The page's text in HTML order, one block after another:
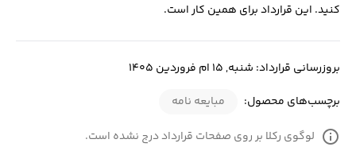
کنید. این قرارداد برای همین کار است.
بروزرسانی قرارداد: شنبه, 15 ام فروردین 1405
برچسب‌های محصول:
مبایعه نامه
info لوگوی رکلا بر روی صفحات قرارداد درج نشده است.